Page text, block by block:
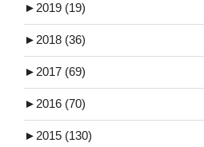
► 2019 (19)
► 2018 (36)
► 2017 (69)
► 2016 (70)
► 2015 (130)